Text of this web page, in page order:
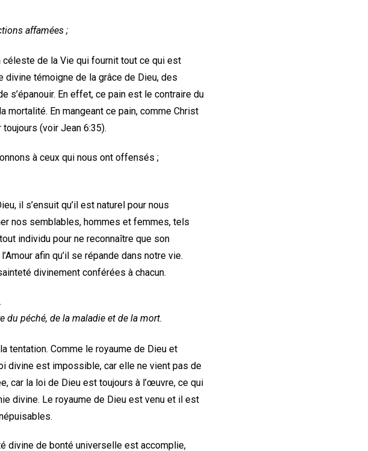
affamées ;
de la Vie qui fournit tout ce qui est
divine témoigne de la grâce de Dieu, des
En effet, ce pain est le contraire du
mortalité. En mangeant ce pain, comme Christ
(voir Jean 6:35).
à ceux qui nous ont offensés ;
il s’ensuit qu’il est naturel pour nous
nos semblables, hommes et femmes, tels
individu pour ne reconnaître que son
afin qu’il se répande dans notre vie.
divinement conférées à chacun.
péché, de la maladie et de la mort.
tentation. Comme le royaume de Dieu et
divine est impossible, car elle ne vient pas de
car la loi de Dieu est toujours à l’œuvre, ce qui
divine. Le royaume de Dieu est venu et il est
divine de bonté universelle est accomplie,